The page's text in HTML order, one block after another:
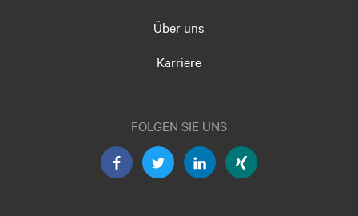
Über uns
Karriere
FOLGEN SIE UNS